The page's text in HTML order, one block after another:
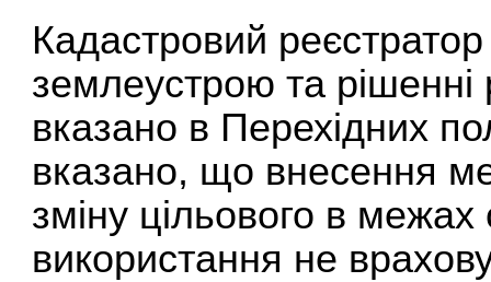
Кадастровий
землеустрою та рішенні
вказано в Перехідних
вказано, що внесення
зміну цільового в межах
використання не